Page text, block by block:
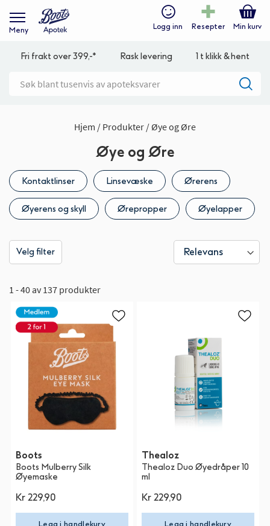
Meny Logg inn Resepter Min kurv
Fri frakt over 399,-* Rask levering 1 t klikk & hent
Hjem Produkter Øye og Øre
Øye og Øre
Kontaktlinser Linsevæske Ørerens
Øyerens og skyll Ørepropper Øyelapper
Velg filter
1 - 40 av 137 produkter
Boots
Boots Mulberry Silk
Øyemaske
Kr 229,90
Legg i handlekurv
Thealoz
Thealoz Duo Øyedråper 10
ml
Kr 229,90
Legg i handlekurv